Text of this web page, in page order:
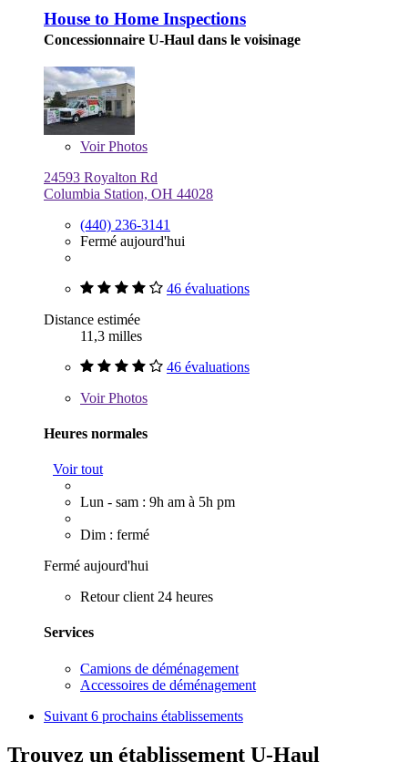
House to Home Inspections
Concessionnaire U-Haul dans le voisinage
VoirPhotos
24593 Royalton Rd
Columbia Station, OH 44028
(440) 236-3141
Fermé aujourd'hui
46 évaluations
Distance estimée
11,3 milles
46 évaluations
VoirPhotos
Heures normales
Voir tout
Lun - sam : 9h am à 5h pm
Dim : fermé
Fermé aujourd'hui
Retour client 24 heures
Services
Camions de déménagement
Accessoires de déménagement
Suivant 6 prochains établissements
Trouvez un établissement U-Haul